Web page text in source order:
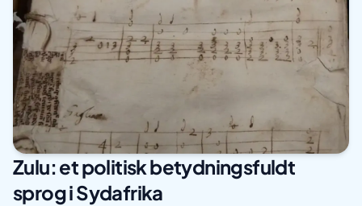
Zulu: et politisk betydningsfuldt
sprog i Sydafrika